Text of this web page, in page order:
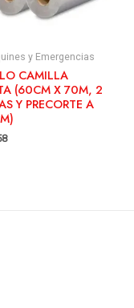
y Emergencias
CAMILLA
(60CM X 70M, 2
Y PRECORTE A